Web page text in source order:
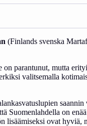
rehevöitymisen
(Finlands svenska
parantunut, mutta
valitsemalla
Suomenlahdella on
ovat hyviä,